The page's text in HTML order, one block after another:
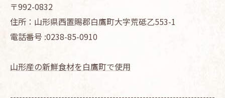
〒992-0832
住所：山形県西置賜郡白鷹町大字荒砥乙553-1
電話番号 :0238-85-0910
山形産の新鮮食材を白鷹町で使用